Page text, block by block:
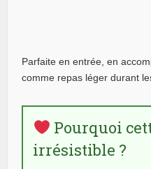
Parfaite en entrée, en
comme repas léger durant
Pourquoi
irrésistible ?